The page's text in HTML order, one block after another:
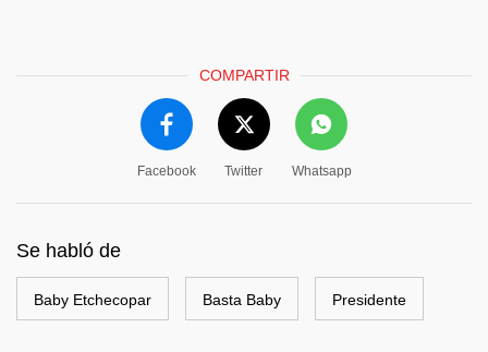
COMPARTIR
Facebook Twitter Whatsapp
Se habló de
Baby Etchecopar Basta Baby Presidente